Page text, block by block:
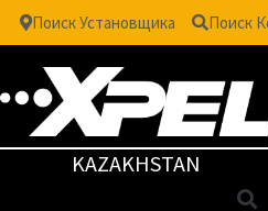
Поиск Установщика Поиск
KAZAKHSTAN